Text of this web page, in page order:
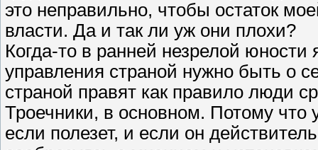
это неправильно, чтобы остаток
власти. Да и так ли уж они плохи?
Когда-то в ранней незрелой
управления страной нужно быть о
страной правят как правило люди
Троечники, в основном. Потому что
если полезет, и если он